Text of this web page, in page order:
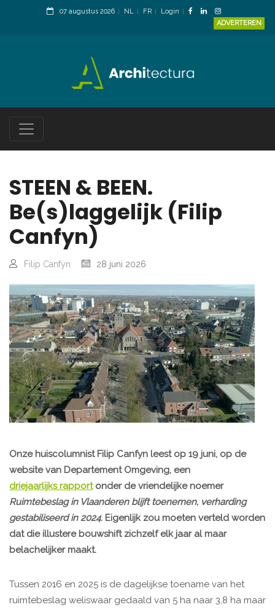
07 augustus 2026 NL FR
Login
ADVERTEREN
STEEN & BEEN.
Be(s)laggelijk (Filip
Canfyn)
Filip Canfyn 28 juni 2026
Onze huiscolumnist Filip Canfyn leest op 19 juni, op de
website van Departement Omgeving, een
driejaarlijks rapportonder de vriendelijke noemer
Ruimtebeslag in Vlaanderen blijft toenemen, verharding
gestabiliseerd in 2024. Eigenlijk zou moeten verteld worden
dat die illustere bouwshift zichzelf elk jaar al maar
belachelijker maakt.
Tussen 2016 en 2025 is de dagelijkse toename van het
ruimtebeslag weliswaar gedaald van 5 ha naar 3,8 ha maar